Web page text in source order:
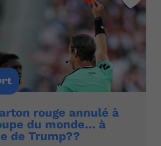
rouge annulé à
du monde… à
de Trump??